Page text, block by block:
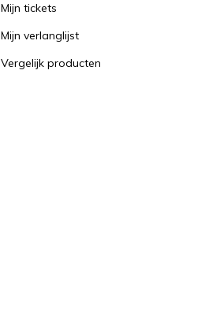
Mijn tickets
Mijn verlanglijst
Vergelijk producten